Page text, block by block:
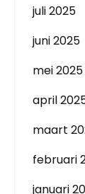
juli 2025
juni 2025
mei 2025
april
maart
februari
januari